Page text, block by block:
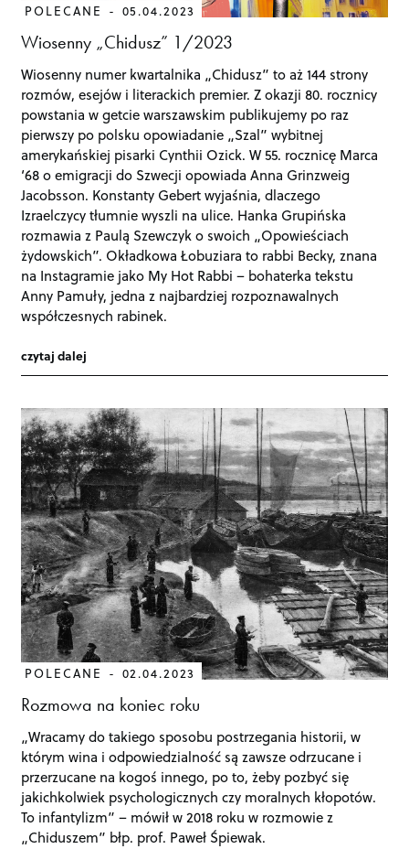
POLECANE 05.04.2023
Wiosenny „Chidusz” 1/2023
Wiosenny numer kwartalnika „Chidusz” to aż 144 strony
rozmów, esejów i literackich premier. Z okazji 80. rocznicy
powstania w getcie warszawskim publikujemy po raz
pierwszy po polsku opowiadanie „Szal” wybitnej
amerykańskiej pisarki Cynthii Ozick. W 55. rocznicę Marca
‘68 o emigracji do Szwecji opowiada Anna Grinzweig
Jacobsson. Konstanty Gebert wyjaśnia, dlaczego
Izraelczycy tłumnie wyszli na ulice. Hanka Grupińska
rozmawia z Paulą Szewczyk o swoich „Opowieściach
żydowskich”. Okładkowa Łobuziara to rabbi Becky, znana
na Instagramie jako My Hot Rabbi – bohaterka tekstu
Anny Pamuły, jedna z najbardziej rozpoznawalnych
współczesnych rabinek.
czytaj dalej
POLECANE 02.04.2023
Rozmowa na koniec roku
„Wracamy do takiego sposobu postrzegania historii, w
którym wina i odpowiedzialność są zawsze odrzucane i
przerzucane na kogoś innego, po to, żeby pozbyć się
jakichkolwiek psychologicznych czy moralnych kłopotów.
To infantylizm” – mówił w 2018 roku w rozmowie z
„Chiduszem” błp. prof. Paweł Śpiewak.